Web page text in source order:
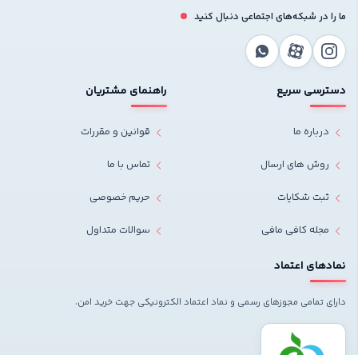
ما را در شبکه‌های اجتماعی دنبال کنید
دسترسی سریع
درباره ما
روش های ارسال
ثبت شکایات
مجله کافی مافی
راهنمای مشتریان
قوانین و مقررات
تماس با ما
حریم خصوصی
سوالات متداول
نمادهای اعتماد
دارای تمامی مجوزهای رسمی و نماد اعتماد الکترونیکی جهت خرید امن.